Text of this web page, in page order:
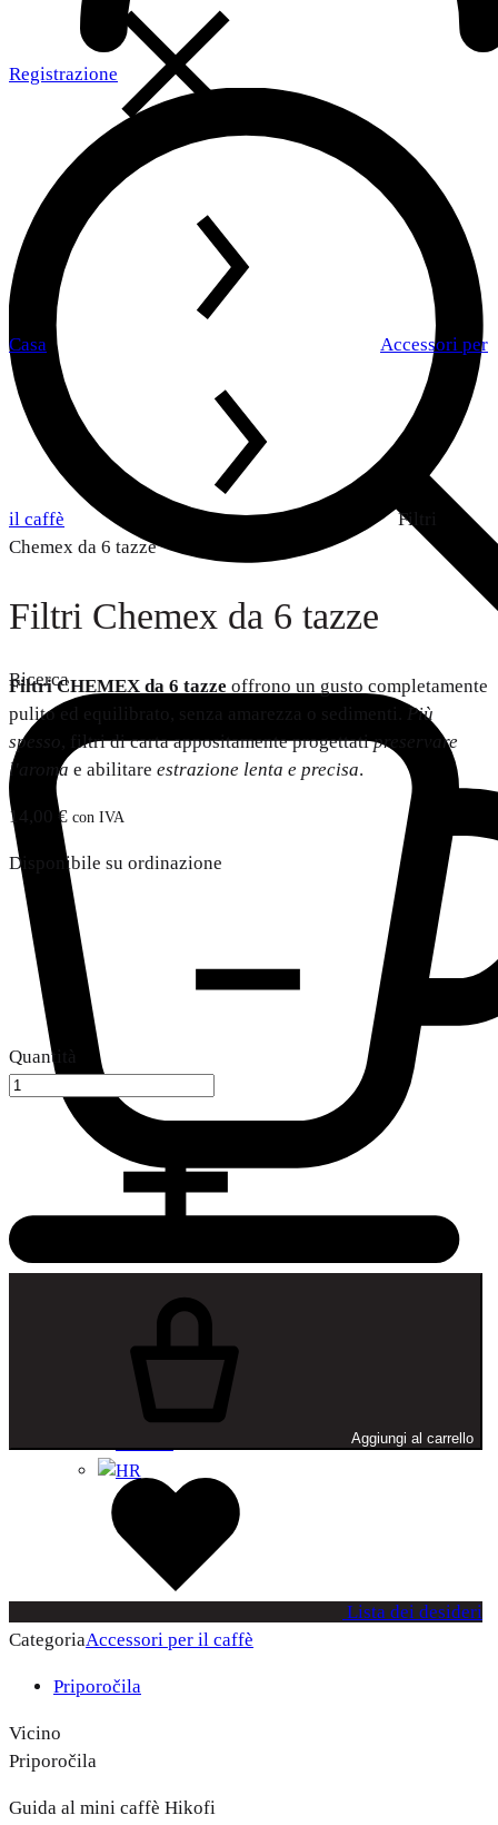
Registrazione
Ricerca
Casa Accessori per
il caffè
Filtri
Chemex da 6 tazze
Filtri Chemex da 6 tazze
Filtri CHEMEX da 6 tazze offrono un gusto completamente
pulito ed equilibrato, senza amarezza o sedimenti.
Più
spesso , filtri di carta appositamente progettatipreservare
l'aroma e abilitare estrazione lenta e precisa.
14,00 € con IVA
Disponibile su ordinazione
Quantità
Aggiungi al carrello
Lista dei desideri
CategoriaAccessori per il caffè
Priporočila
Vicino
Priporočila
Guida al mini caffè Hikofi